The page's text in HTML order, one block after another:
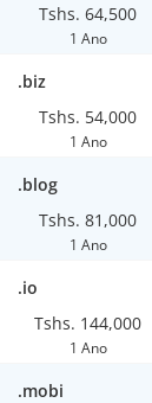
Tshs. 64,500
1 Ano
.biz
Tshs. 54,000
1 Ano
.blog
Tshs. 81,000
1 Ano
.io
Tshs. 144,000
1 Ano
.mobi